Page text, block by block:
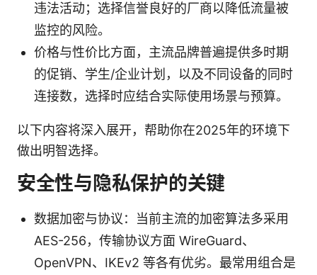
违法活动；选择信誉良好的厂商以降低流量被
监控的风险。
价格与性价比方面，主流品牌普遍提供多时期
的促销、学生/企业计划，以及不同设备的同时
连接数，选择时应结合实际使用场景与预算。
以下内容将深入展开，帮助你在2025年的环境下
做出明智选择。
安全性与隐私保护的关键
数据加密与协议：当前主流的加密算法多采用
AES-256，传输协议方面 WireGuard、
OpenVPN、IKEv2 等各有优劣。最常用组合是